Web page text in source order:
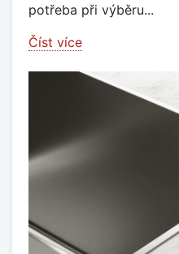
potřeba při výběru...
Číst více